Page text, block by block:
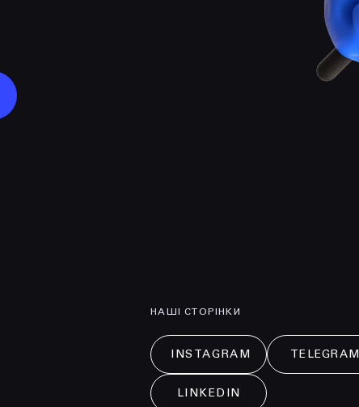
НАШІ СТОРІНКИ
INSTAGRAM TELEGRAM
LINKEDIN